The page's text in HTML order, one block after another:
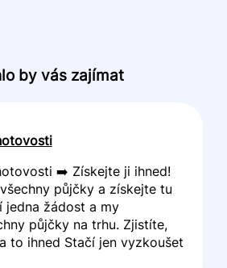
by vás zajímat
➡️ Získejte ji ihned!
půjčky a získejte tu
jedna žádost a my
půjčky na trhu. Zjistíte,
to ihned Stačí jen vyzkoušet